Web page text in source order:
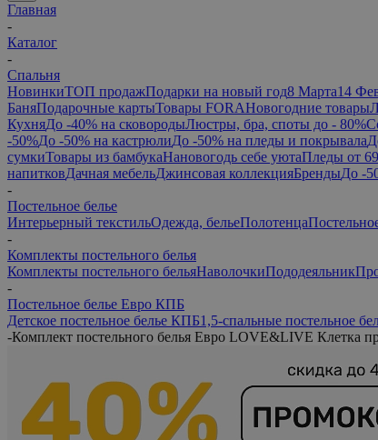
Главная
-
Каталог
-
Спальня
НовинкиТОП продажПодарки на новый год8 Марта14
БаняПодарочные картыТовары FORAНовогодние товары
КухняДо -40% на сковородыЛюстры, бра, споты до - 80%
-50%До -50% на кастрюлиДо -50% на пледы и покрывала
сумкиТовары из бамбукаНановогодь себе уютаПледы от
напитковДачная мебельДжинсовая коллекцияБрендыДо -
-
Постельное белье
Интерьерный текстильОдежда, бельеПолотенца
-
Комплекты постельного белья
Комплекты постельного бельяНаволочкиПододеяльник
-
Постельное белье Евро КПБ
Детское постельное белье КПБ1,5-спальные постельное
-Комплект постельного белья Евро LOVE&LIVE Клетка